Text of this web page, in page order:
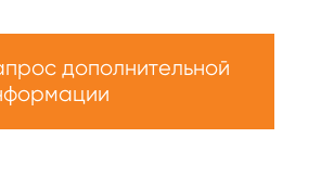
дополнительной